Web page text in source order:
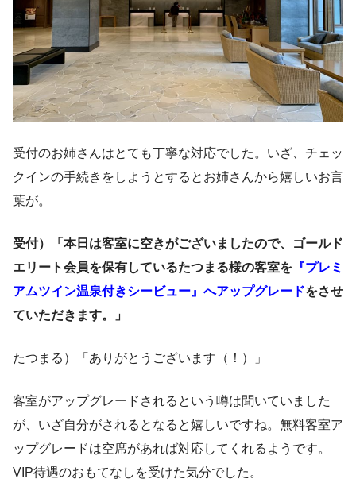
受付のお姉さんはとても丁寧な対応でした。いざ、チェッ
クインの手続きをしようとするとお姉さんから嬉しいお言
葉が。
受付）「本日は客室に空きがございましたので、ゴールド
エリート会員を保有しているたつまる様の客室を 『プレミ
アムツイン温泉付きシービュー』へアップグレードをさせ
ていただきます。」
たつまる）「ありがとうございます（！）」
客室がアップグレードされるという噂は聞いていました
が、いざ自分がされるとなると嬉しいですね。無料客室ア
ップグレードは空席があれば対応してくれるようです。
VIP待遇のおもてなしを受けた気分でした。